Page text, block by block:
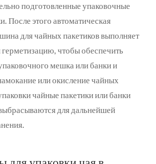
подготовленные упаковочные
После этого автоматическая
для чайных пакетиков выполняет
чтобы обеспечить
мешка или банки и
или окисление чайных
чайные пакетики или банки
для дальнейшей